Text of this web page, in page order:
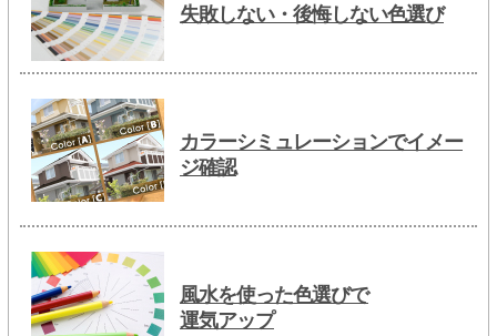
失敗しない・後悔しない色選び
カラーシミュレーションでイメー
ジ確認
風水を使った色選びで
運気アップ